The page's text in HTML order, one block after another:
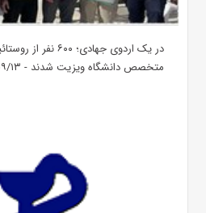
در یک اردوی جهادی؛
متخصص دانشگاه ویزیت شدند - ۱۴۰۱/۰۹/۱۳